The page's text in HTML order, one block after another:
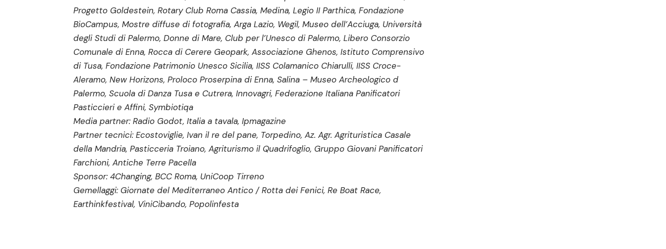
Progetto Goldestein, Rotary Club Roma Cassia, Medina, Legio II Parthica, Fondazione
BioCampus, Mostre diffuse di fotografia, Arga Lazio, Wegil, Museo dell’Acciuga, Università
degli Studi di Palermo, Donne di Mare, Club per l’Unesco di Palermo, Libero Consorzio
Comunale di Enna, Rocca di Cerere Geopark, Associazione Ghenos, Istituto Comprensivo
di Tusa, Fondazione Patrimonio Unesco Sicilia, IISS Colamanico Chiarulli, IISS Croce-
Aleramo, New Horizons, Proloco Proserpina di Enna, Salina – Museo Archeologico d
Palermo, Scuola di Danza Tusa e Cutrera, Innovagri, Federazione Italiana Panificatori
Pasticcieri e Affini, Symbiotiqa
Media partner: Radio Godot, Italia a tavala, Ipmagazine
Partner tecnici: Ecostoviglie, Ivan il re del pane, Torpedino, Az. Agr. Agrituristica Casale
della Mandria, Pasticceria Troiano, Agriturismo il Quadrifoglio, Gruppo Giovani Panificatori
Farchioni, Antiche Terre Pacella
Sponsor: 4Changing, BCC Roma, UniCoop Tirreno
Gemellaggi: Giornate del Mediterraneo Antico / Rotta dei Fenici, Re Boat Race,
Earthinkfestival, ViniCibando, Popolinfesta